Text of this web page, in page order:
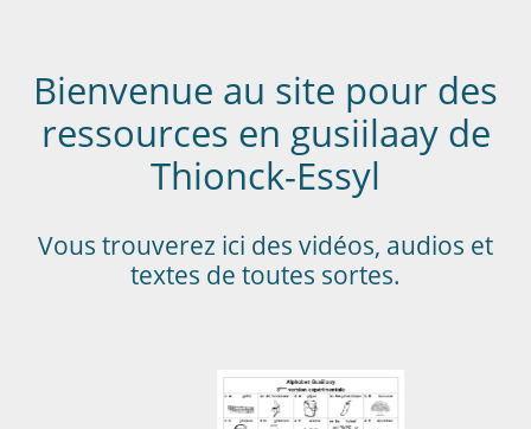
Bienvenue au site pour des
ressources en gusiilaay de
Thionck-Essyl
Vous trouverez ici des vidéos, audios et
textes de toutes sortes.